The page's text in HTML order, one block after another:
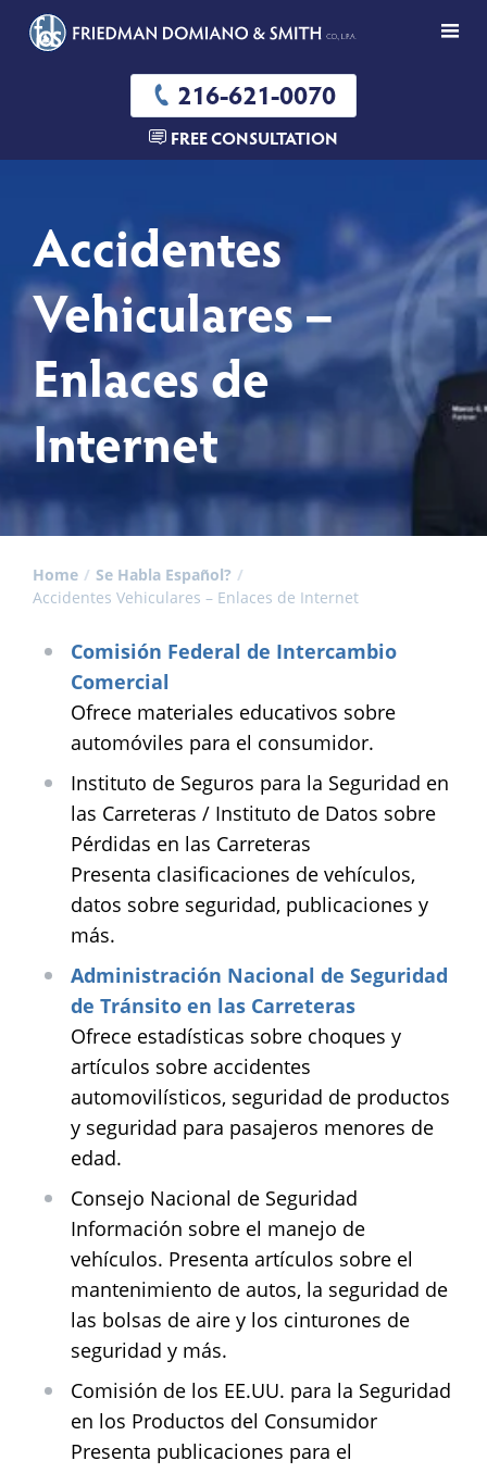
216-621-0070
FREE CONSULTATION
Accidentes
Vehiculares –
Enlaces de
Internet
Home
Se Habla Español?
Accidentes Vehiculares – Enlaces de Internet
Comisión Federal de Intercambio
Comercial
Ofrece materiales educativos sobre
automóviles para el consumidor.
Instituto de Seguros para la Seguridad en
las Carreteras / Instituto de Datos sobre
Pérdidas en las Carreteras
Presenta clasificaciones de vehículos,
datos sobre seguridad, publicaciones y
más.
Administración Nacional de Seguridad
de Tránsito en las Carreteras
Ofrece estadísticas sobre choques y
artículos sobre accidentes
automovilísticos, seguridad de productos
y seguridad para pasajeros menores de
edad.
Consejo Nacional de Seguridad
Información sobre el manejo de
vehículos. Presenta artículos sobre el
mantenimiento de autos, la seguridad de
las bolsas de aire y los cinturones de
seguridad y más.
Comisión de los EE.UU. para la Seguridad
en los Productos del Consumidor
Presenta publicaciones para el